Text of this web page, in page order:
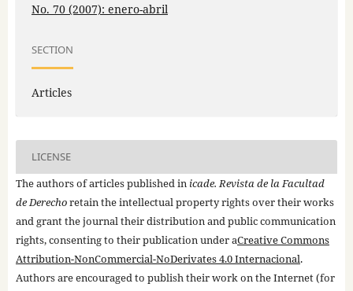
No. 70 (2007): enero-abril
SECTION
Articles
LICENSE
The authors of articles published in icade. Revista de la Facultad
de Derechoretain the intellectual property rights over their works
and grant the journal their distribution and public communication
rights, consenting to their publication under aCreative Commons
Attribution-NonCommercial-NoDerivates 4.0 Internacional.
Authors are encouraged to publish their work on the Internet (for